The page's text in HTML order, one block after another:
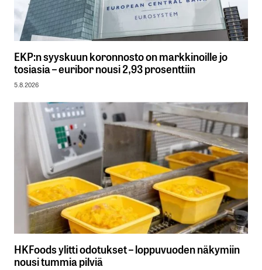
EKP:n syyskuun koronnosto on markkinoille jo
tosiasia – euribor nousi 2,93 prosenttiin
5.8.2026
HKFoods ylitti odotukset – loppuvuoden näkymiin
nousi tummia pilviä